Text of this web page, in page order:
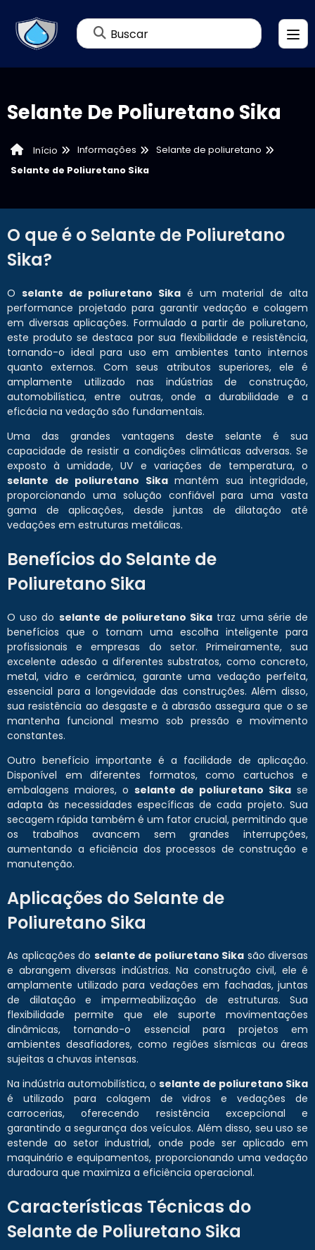
Buscar
Selante De Poliuretano Sika
Início Informações
Selante de poliuretano
Selante de Poliuretano Sika
O que é o Selante de Poliuretano
Sika?
O selante de poliuretano Sika é um material de alta
performance projetado para garantir vedação e colagem
em diversas aplicações. Formulado a partir de poliuretano,
este produto se destaca por sua flexibilidade e resistência,
tornando-o ideal para uso em ambientes tanto internos
quanto externos. Com seus atributos superiores, ele é
amplamente utilizado nas indústrias de construção,
automobilística, entre outras, onde a durabilidade e a
eficácia na vedação são fundamentais.
Uma das grandes vantagens deste selante é sua
capacidade de resistir a condições climáticas adversas. Se
exposto à umidade, UV e variações de temperatura, o
selante de poliuretano Sikamantém sua integridade,
proporcionando uma solução confiável para uma vasta
gama de aplicações, desde juntas de dilatação até
vedações em estruturas metálicas.
Benefícios do Selante de
Poliuretano Sika
O uso do selante de poliuretano Sika traz uma série de
benefícios que o tornam uma escolha inteligente para
profissionais e empresas do setor. Primeiramente, sua
excelente adesão a diferentes substratos, como concreto,
metal, vidro e cerâmica, garante uma vedação perfeita,
essencial para a longevidade das construções. Além disso,
sua resistência ao desgaste e à abrasão assegura que o se
mantenha funcional mesmo sob pressão e movimento
constantes.
Outro benefício importante é a facilidade de aplicação.
Disponível em diferentes formatos, como cartuchos e
embalagens maiores, o selante de poliuretano Sika se
adapta às necessidades específicas de cada projeto. Sua
secagem rápida também é um fator crucial, permitindo que
os trabalhos avancem sem grandes interrupções,
aumentando a eficiência dos processos de construção e
manutenção.
Aplicações do Selante de
Poliuretano Sika
As aplicações do selante de poliuretano Sika são diversas
e abrangem diversas indústrias. Na construção civil, ele é
amplamente utilizado para vedações em fachadas, juntas
de dilatação e impermeabilização de estruturas. Sua
flexibilidade permite que ele suporte movimentações
dinâmicas, tornando-o essencial para projetos em
ambientes desafiadores, como regiões sísmicas ou áreas
sujeitas a chuvas intensas.
Na indústria automobilística, o selante de poliuretano Sika
é utilizado para colagem de vidros e vedações de
carrocerias, oferecendo resistência excepcional e
garantindo a segurança dos veículos. Além disso, seu uso se
estende ao setor industrial, onde pode ser aplicado em
maquinário e equipamentos, proporcionando uma vedação
duradoura que maximiza a eficiência operacional.
Características Técnicas do
Selante de Poliuretano Sika